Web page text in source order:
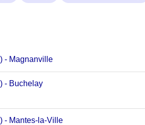
- Magnanville
- Buchelay
- Mantes-la-Ville